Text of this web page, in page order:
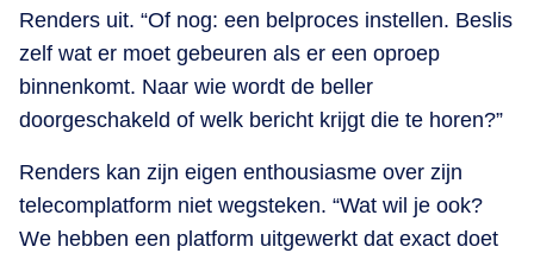
Renders uit. “Of nog: een belproces instellen. Beslis
zelf wat er moet gebeuren als er een oproep
binnenkomt. Naar wie wordt de beller
doorgeschakeld of welk bericht krijgt die te horen?”
Renders kan zijn eigen enthousiasme over zijn
telecomplatform niet wegsteken. “Wat wil je ook?
We hebben een platform uitgewerkt dat exact doet